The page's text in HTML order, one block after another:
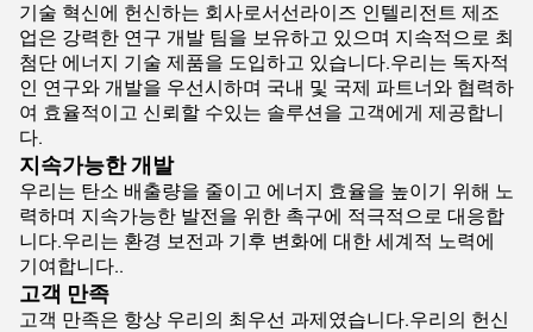
기술 혁신에 헌신하는 회사로서선라이즈 인텔리전트 제조
업은 강력한 연구 개발 팀을 보유하고 있으며 지속적으로 최
첨단 에너지 기술 제품을 도입하고 있습니다.우리는 독자적
인 연구와 개발을 우선시하며 국내 및 국제 파트너와 협력하
여 효율적이고 신뢰할 수있는 솔루션을 고객에게 제공합니
다.
지속가능한 개발
우리는 탄소 배출량을 줄이고 에너지 효율을 높이기 위해 노
력하며 지속가능한 발전을 위한 촉구에 적극적으로 대응합
니다.우리는 환경 보전과 기후 변화에 대한 세계적 노력에
기여합니다..
고객 만족
고객 만족은 항상 우리의 최우선 과제였습니다.우리의 헌신